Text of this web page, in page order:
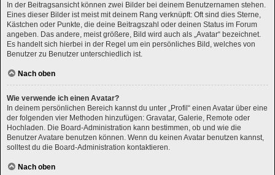
In der Beitragsansicht können zwei Bilder bei deinem Benutzernamen stehen.
Eines dieser Bilder ist meist mit deinem Rang verknüpft: Oft sind dies Sterne,
Kästchen oder Punkte, die deine Beitragszahl oder deinen Status im Forum
angeben. Das andere, meist größere, Bild wird auch als „Avatar“ bezeichnet.
Es handelt sich hierbei in der Regel um ein persönliches Bild, welches von
Benutzer zu Benutzer unterschiedlich ist.
Nach oben
Wie verwende ich einen Avatar?
In deinem persönlichen Bereich kannst du unter „Profil“ einen Avatar über eine
der folgenden vier Methoden hinzufügen: Gravatar, Galerie, Remote oder
Hochladen. Die Board-Administration kann bestimmen, ob und wie die
Benutzer Avatare benutzen können. Wenn du keinen Avatar benutzen kannst,
solltest du die Board-Administration kontaktieren.
Nach oben